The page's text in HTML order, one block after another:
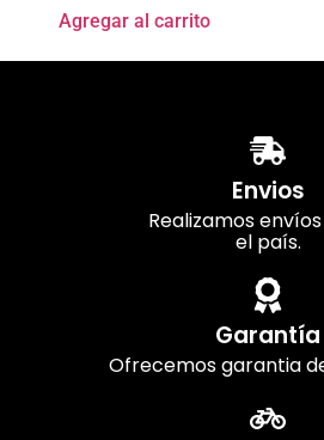
Agregar al carrito
Envios
Realizamos
el país.
Garantía
Ofrecemos garantia